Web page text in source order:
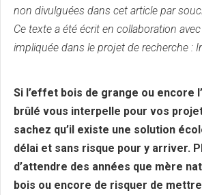
non divulguées dans cet article par
Ce texte a été écrit en collaboration avec
impliquée dans le projet de recherche :
Si l’effet bois de grange ou encore
brûlé vous interpelle pour vos
sachez qu’il existe une solution
délai et sans risque pour y arriver.
d’attendre des années que mère
bois ou encore de risquer de